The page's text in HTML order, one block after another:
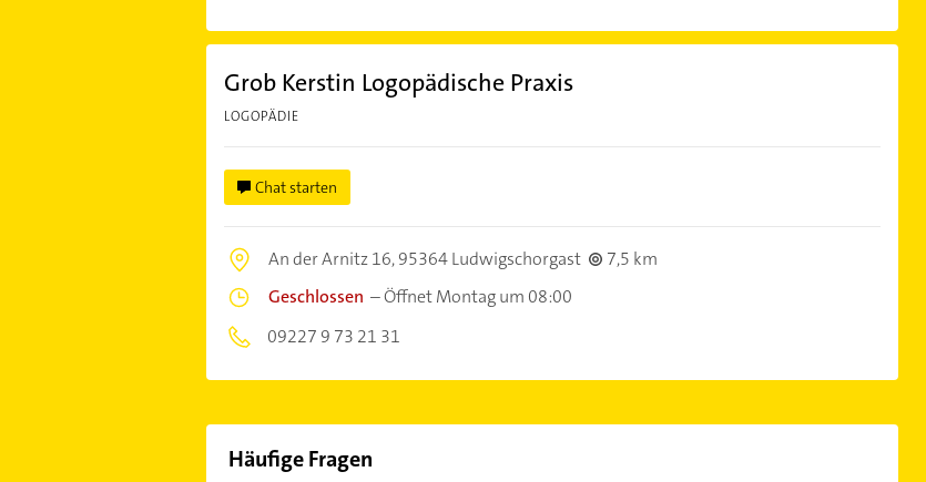
Grob Kerstin Logopädische Praxis
LOGOPÄDIE
Chat starten
An der Arnitz 16,95364 Ludwigschorgast
7,5 km
Geschlossen –Öffnet Montag um 08:00
09227 9 73 21 31
Häufige Fragen